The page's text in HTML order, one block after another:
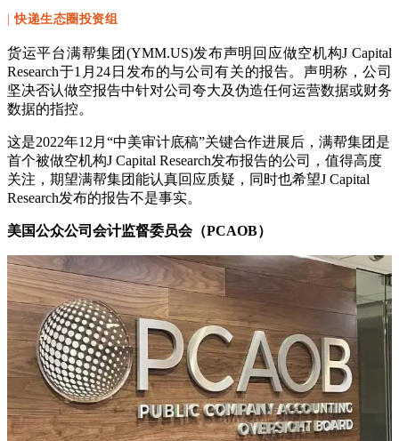
|快递生态圈投资组
货运平台满帮集团(YMM.US)发布声明回应做空机构J Capital
Research于1月24日发布的与公司有关的报告。声明称，公司
坚决否认做空报告中针对公司夸大及伪造任何运营数据或财务
数据的指控。
这是2022年12月“中美审计底稿”关键合作进展后，满帮集团是
首个被做空机构J Capital Research发布报告的公司，值得高度
关注，期望满帮集团能认真回应质疑，同时也希望J Capital
Research发布的报告不是事实。
美国公众公司会计监督委员会（PCAOB）